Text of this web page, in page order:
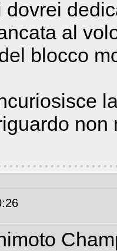
dovrei
al
blocco